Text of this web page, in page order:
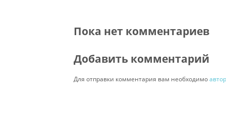
Пока нет комментариев
Добавить комментарий
Для отправки комментария вам необходимо